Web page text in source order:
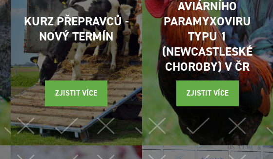
KURZ PŘEPRAVCŮ -
NOVÝ TERMÍN
ZJISTIT VÍCE
AVIÁRNÍHO
PARAMYXOVIRU
TYPU 1
(NEWCASTLESKÉ
CHOROBY) V ČR
ZJISTIT VÍCE